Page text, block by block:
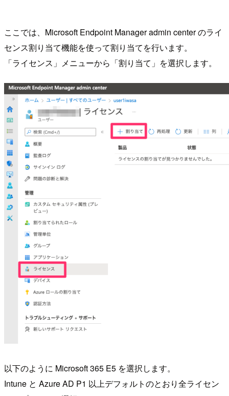
ここでは、Microsoft Endpoint Manager admin center のライ
センス割り当て機能を使って割り当てを行います。
「ライセンス」メニューから「割り当て」を選択します。
以下のように Microsoft 365 E5 を選択します。
Intune と Azure AD P1 以上デフォルトのとおり全ライセン